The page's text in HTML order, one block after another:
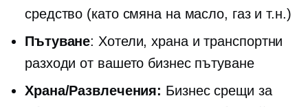
средство (като смяна на масло, газ и т.н.)
Пътуване: Хотели, храна и транспортни
разходи от вашето бизнес пътуване
Храна/Развлечения: Бизнес срещи за